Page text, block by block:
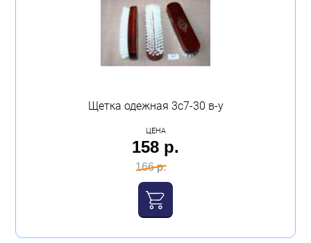
Щетка одежная 3с7-30 в-у
ЦЕНА
158 р.
166 р.